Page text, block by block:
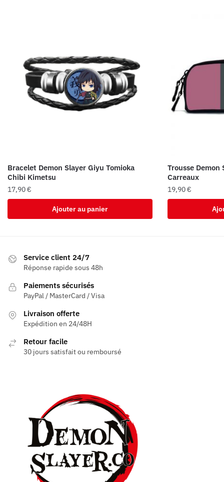
Bracelet Demon Slayer Giyu Tomioka
Chibi Kimetsu
17,90€
Ajouter au panier
Trousse Demon
Carreaux
19,90€
Service client 24/7
Réponse rapide sous 48h
Paiements sécurisés
PayPal / MasterCard / Visa
Livraison offerte
Expédition en 24/48H
Retour facile
30 jours satisfait ou remboursé